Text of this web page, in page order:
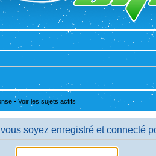
• Voir les sujets actifs
soyez enregistré et connecté